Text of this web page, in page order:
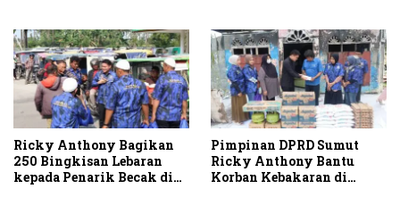
Ricky Anthony Bagikan
250 Bingkisan Lebaran
kepada Penarik Becak di
Pimpinan DPRD Sumut
Ricky Anthony Bantu
Korban Kebakaran di